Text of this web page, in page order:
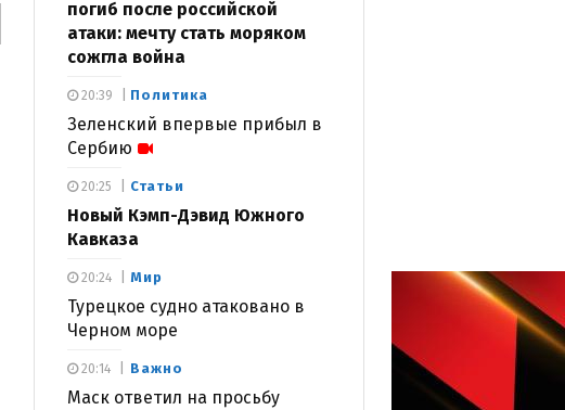
погиб после российской
атаки: мечту стать моряком
сожгла война
Политика
Зеленский впервые прибыл в
Сербию
20:39
Статьи
Новый Кэмп-Дэвид Южного
Кавказа
20:25
Мир
Турецкое судно атаковано в
Черном море
20:24
Важно
Маск ответил на просьбу
20:14